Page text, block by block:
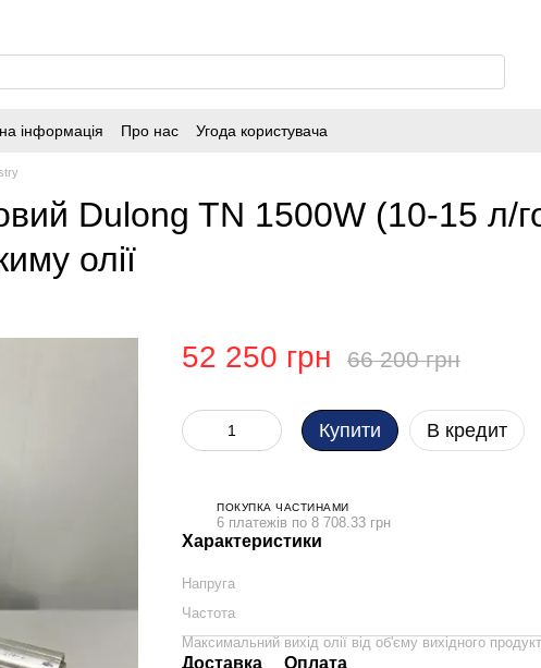
інформація Про нас Угода користувача
Dulong TN 1500W (10-15 л/
олії
52 250 грн 66 200 грн
Купити В кредит
ПОКУПКА ЧАСТИНАМИ
6 платежів по 8 708.33 грн
Характеристики
Напруга
Частота
Максимальний вихід олії від об'єму вихідного
Доставка
Оплата